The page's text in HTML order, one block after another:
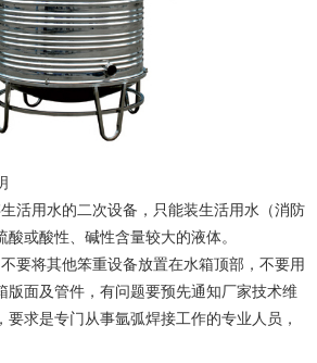
活用水的二次设备，只能装生活用水（消防
酸或酸性、碱性含量较大的液体。
要将其他笨重设备放置在水箱顶部，不要用
版面及管件，有问题要预先通知厂家技术维
要求是专门从事氩弧焊接工作的专业人员，